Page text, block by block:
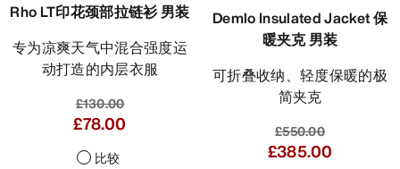
Rho LT印花颈部拉链衫 男装
专为凉爽天气中混合强度运
动打造的内层衣服
£130.00
£78.00
比较
Demlo Insulated Jacket 保
暖夹克 男装
可折叠收纳、轻度保暖的极
简夹克
£550.00
£385.00